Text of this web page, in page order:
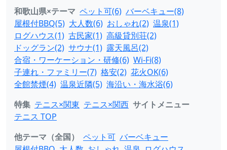
和歌山県×テーマ ペット可(6) バーベキュー(8)
屋根付BBQ(5) 大人数(6) おしゃれ(2) 温泉(1)
ログハウス(1) 古民家(1) 高級貸別荘(2)
ドッグラン(2) サウナ(1) 露天風呂(2)
合宿・ワーケーション・研修(6) Wi-Fi(8)
子連れ・ファミリー(7) 格安(2) 花火OK(6)
全館禁煙(4) 温泉近隣(5) 海沿い・海水浴(6)
特集 テニス×関東 テニス×関西 サイトメニュー
テニス TOP
他テーマ（全国）
ペット可 バーベキュー